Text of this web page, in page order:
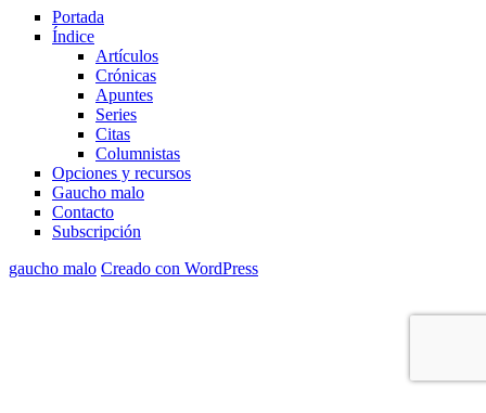
Portada
Índice
Artículos
Crónicas
Apuntes
Series
Citas
Columnistas
Opciones y recursos
Gaucho malo
Contacto
Subscripción
gaucho malo Creado con WordPress